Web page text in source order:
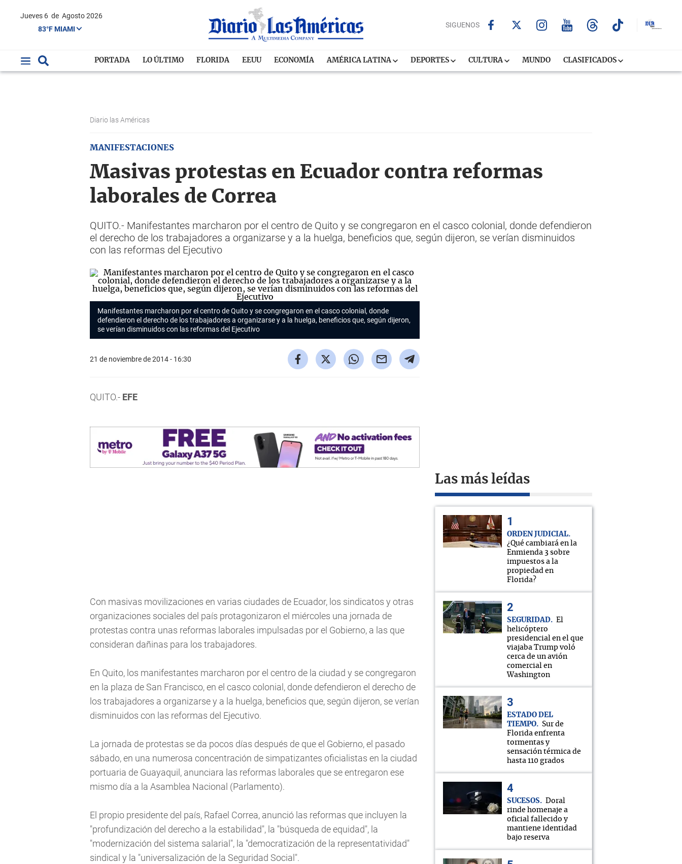
Jueves 6 de Agosto 2026
83°F MIAMI
SIGUENOS
PORTADA LO ÚLTIMO FLORIDA EEUU ECONOMÍA AMÉRICA LATINA DEPORTES CULTURA MUNDO CLASIFICADOS
Diario las Américas
MANIFESTACIONES
Masivas protestas en Ecuador contra reformas
laborales de Correa
QUITO.- Manifestantes marcharon por el centro de Quito y se congregaron en el casco colonial, donde defendieron
el derecho de los trabajadores a organizarse y a la huelga, beneficios que, según dijeron, se verían disminuidos
con las reformas del Ejecutivo
Manifestantes marcharon por el centro de Quito y se congregaron en el casco colonial, donde
defendieron el derecho de los trabajadores a organizarse y a la huelga, beneficios que, según dijeron,
se verían disminuidos con las reformas del Ejecutivo
21 de noviembre de 2014 - 16:30
QUITO.- EFE
Con masivas movilizaciones en varias ciudades de Ecuador, los sindicatos y otras
organizaciones sociales del país protagonizaron el miércoles una jornada de
protestas contra unas reformas laborales impulsadas por el Gobierno, a las que
consideran dañinas para los trabajadores.
En Quito, los manifestantes marcharon por el centro de la ciudad y se congregaron
en la plaza de San Francisco, en el casco colonial, donde defendieron el derecho de
los trabajadores a organizarse y a la huelga, beneficios que, según dijeron, se verían
disminuidos con las reformas del Ejecutivo.
La jornada de protestas se da pocos días después de que el Gobierno, el pasado
sábado, en una numerosa concentración de simpatizantes oficialistas en la ciudad
portuaria de Guayaquil, anunciara las reformas laborales que se entregaron ese
mismo día a la Asamblea Nacional (Parlamento).
El propio presidente del país, Rafael Correa, anunció las reformas que incluyen la
"profundización del derecho a la estabilidad", la "búsqueda de equidad", la
"modernización del sistema salarial", la "democratización de la representatividad"
sindical y la "universalización de la Seguridad Social".
Las más leídas
ORDEN JUDICIAL
¿Qué cambiará en la
Enmienda 3 sobre
impuestos a la
propiedad en
Florida?
SEGURIDAD
El
helicóptero
presidencial en el que
viajaba Trump voló
cerca de un avión
comercial en
Washington
ESTADO DEL
TIEMPO
Sur de
Florida enfrenta
tormentas y
sensación térmica de
hasta 110 grados
SUCESOS
Doral
rinde homenaje a
oficial fallecido y
mantiene identidad
bajo reserva